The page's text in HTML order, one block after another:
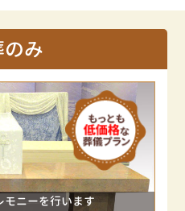
み
ニーを行います